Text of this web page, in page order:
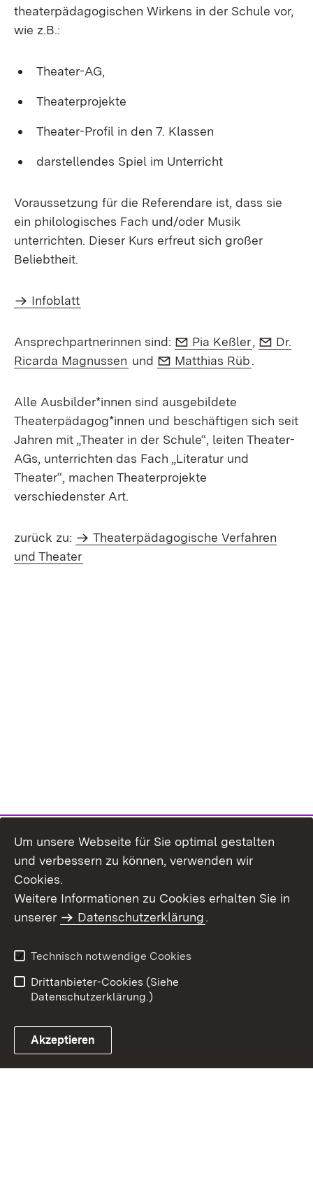
theaterpädagogischen Wirkens in der Schule vor,
wie z.B.:
Theater-AG,
Theaterprojekte
Theater-Profil in den 7. Klassen
darstellendes Spiel im Unterricht
Voraussetzung für die Referendare ist, dass sie
ein philologisches Fach und/oder Musik
unterrichten. Dieser Kurs erfreut sich großer
Beliebtheit.
Infoblatt
Ansprechpartnerinnen sind: E-Mail:
Pia Keßler (Öffnet in
, E-
Dr.
Ricarda Magnussen (Öffnet in neuem Fenster)
und E-Mail:
Matthias Rüb.
Alle Ausbilder*innen sind ausgebildete
Theaterpädagog*innen und beschäftigen sich seit
Jahren mit „Theater in der Schule“, leiten Theater-
AGs, unterrichten das Fach „Literatur und
Theater“, machen Theaterprojekte
verschiedenster Art.
zurück zu:
Theaterpädagogische Verfahren
und Theater
Benutzungshinweise
Erklärung zur
Um unsere Webseite für Sie optimal gestalten
und verbessern zu können, verwenden wir
Cookies.
Weitere Informationen zu Cookies erhalten Sie in
unserer
Datenschutzerklärung.
Technisch notwendige Cookies
Drittanbieter-Cookies (Siehe
Datenschutzerklärung.)
Akzeptieren